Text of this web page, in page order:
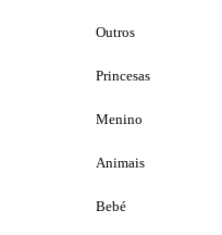
Outros
Princesas
Menino
Animais
Bebé